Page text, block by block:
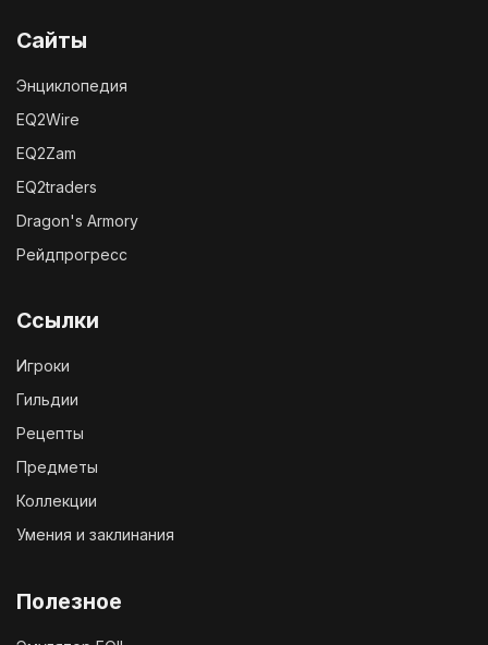
Сайты
Энциклопедия
EQ2Wire
EQ2Zam
EQ2traders
Dragon's Armory
Рейдпрогресс
Ссылки
Игроки
Гильдии
Рецепты
Предметы
Коллекции
Умения и заклинания
Полезное